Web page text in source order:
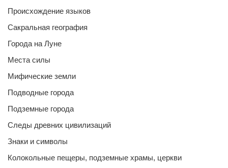
Происхождение языков
Сакральная география
Города на Луне
Места силы
Мифические земли
Подводные города
Подземные города
Следы древних цивилизаций
Знаки и символы
Колокольные пещеры, подземные храмы, церкви